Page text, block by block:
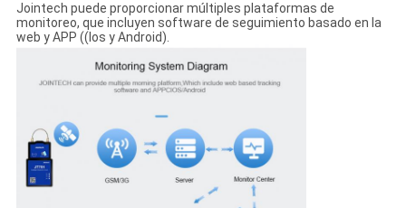
Jointech puede proporcionar múltiples plataformas de
monitoreo, que incluyen software de seguimiento basado en la
web y APP ((Ios y Android).